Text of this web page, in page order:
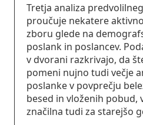
Tretja analiza
proučuje nekatere
zboru glede na
poslank in poslancev.
v dvorani razkrivajo, da
pomeni nujno tudi večje
poslanke v povprečju
besed in vloženih pobud,
značilna tudi za starejšo